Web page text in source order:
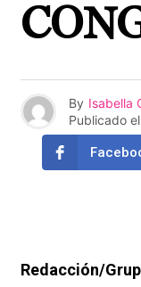
By Isabella
Publicado el
Redacción/